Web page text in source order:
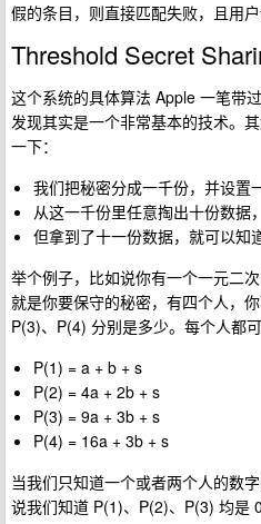
假的条目，则直接匹配失败，且用户
Threshold Secret
这个系统的具体算法 Apple 一笔带
发现其实是一个非常基本的技术。
一下：
我们把秘密分成一千份，并设置
从这一千份里任意掏出十份数据
但拿到了十一份数据，就可以知
举个例子，比如说你有一个一元二
就是你要保守的秘密，有四个人，
P(3)、P(4) 分别是多少。每个人都
P(1) = a + b + s
P(2) = 4a + 2b + s
P(3) = 9a + 3b + s
P(4) = 16a + 3b + s
当我们只知道一个或者两个人的数
说我们知道 P(1)、P(2)、P(3) 均是